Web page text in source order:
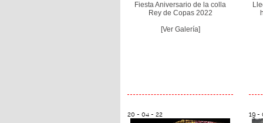
Fiesta Aniversario de la colla
Rey de Copas 2022
[Ver Galería]
20 - 04 - 22 19 -